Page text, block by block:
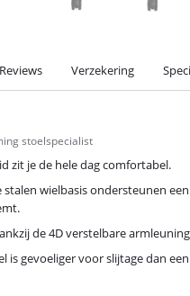
Reviews Verzekering
stoelspecialist
zit je de hele dag comfortabel.
stalen wielbasis ondersteunen
de 4D verstelbare
is gevoeliger voor slijtage dan